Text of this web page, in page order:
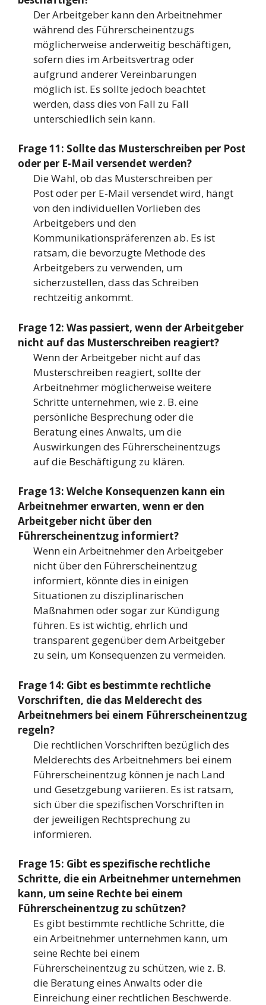
Der Arbeitgeber kann den Arbeitnehmer
während des Führerscheinentzugs
möglicherweise anderweitig beschäftigen,
sofern dies im Arbeitsvertrag oder
aufgrund anderer Vereinbarungen
möglich ist. Es sollte jedoch beachtet
werden, dass dies von Fall zu Fall
unterschiedlich sein kann.
Frage 11: Sollte das Musterschreiben per Post
oder per E-Mail versendet werden?
Die Wahl, ob das Musterschreiben per
Post oder per E-Mail versendet wird, hängt
von den individuellen Vorlieben des
Arbeitgebers und den
Kommunikationspräferenzen ab. Es ist
ratsam, die bevorzugte Methode des
Arbeitgebers zu verwenden, um
sicherzustellen, dass das Schreiben
rechtzeitig ankommt.
Frage 12: Was passiert, wenn der Arbeitgeber
nicht auf das Musterschreiben reagiert?
Wenn der Arbeitgeber nicht auf das
Musterschreiben reagiert, sollte der
Arbeitnehmer möglicherweise weitere
Schritte unternehmen, wie z. B. eine
persönliche Besprechung oder die
Beratung eines Anwalts, um die
Auswirkungen des Führerscheinentzugs
auf die Beschäftigung zu klären.
Frage 13: Welche Konsequenzen kann ein
Arbeitnehmer erwarten, wenn er den
Arbeitgeber nicht über den
Führerscheinentzug informiert?
Wenn ein Arbeitnehmer den Arbeitgeber
nicht über den Führerscheinentzug
informiert, könnte dies in einigen
Situationen zu disziplinarischen
Maßnahmen oder sogar zur Kündigung
führen. Es ist wichtig, ehrlich und
transparent gegenüber dem Arbeitgeber
zu sein, um Konsequenzen zu vermeiden.
Frage 14: Gibt es bestimmte rechtliche
Vorschriften, die das Melderecht des
Arbeitnehmers bei einem Führerscheinentzug
regeln?
Die rechtlichen Vorschriften bezüglich des
Melderechts des Arbeitnehmers bei einem
Führerscheinentzug können je nach Land
und Gesetzgebung variieren. Es ist ratsam,
sich über die spezifischen Vorschriften in
der jeweiligen Rechtsprechung zu
informieren.
Frage 15: Gibt es spezifische rechtliche
Schritte, die ein Arbeitnehmer unternehmen
kann, um seine Rechte bei einem
Führerscheinentzug zu schützen?
Es gibt bestimmte rechtliche Schritte, die
ein Arbeitnehmer unternehmen kann, um
seine Rechte bei einem
Führerscheinentzug zu schützen, wie z. B.
die Beratung eines Anwalts oder die
Einreichung einer rechtlichen Beschwerde.